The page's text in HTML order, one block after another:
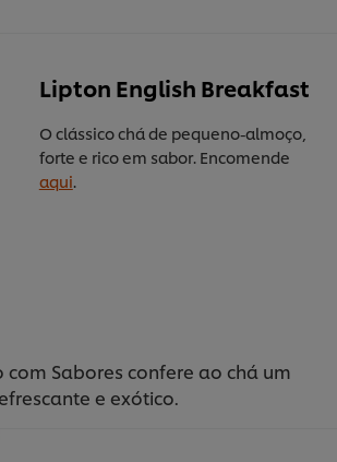
Lipton English Breakfast
O clássico chá de pequeno-almoço,
forte e rico em sabor. Encomende
aqui
com Sabores confere ao chá um
e exótico.